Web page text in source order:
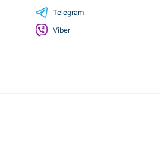
Telegram
Viber